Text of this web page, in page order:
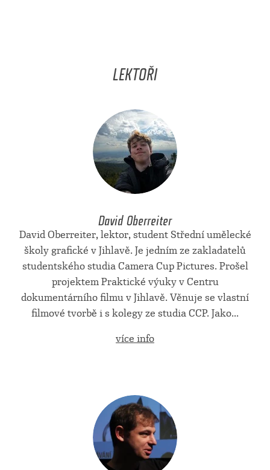
LEKTOŘI
David Oberreiter
David Oberreiter, lektor, student Střední umělecké
školy grafické v Jihlavě. Je jedním ze zakladatelů
studentského studia Camera Cup Pictures. Prošel
projektem Praktické výuky v Centru
dokumentárního filmu v Jihlavě. Věnuje se vlastní
filmové tvorbě i s kolegy ze studia CCP. Jako...
více info